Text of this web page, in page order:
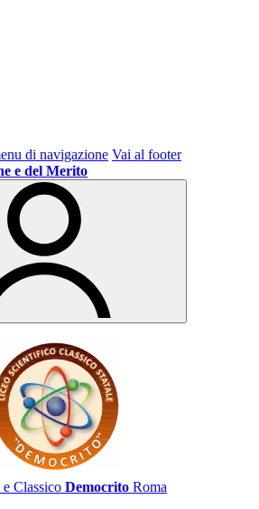
di navigazione Vai al footer
e del Merito
Classico Democrito Roma